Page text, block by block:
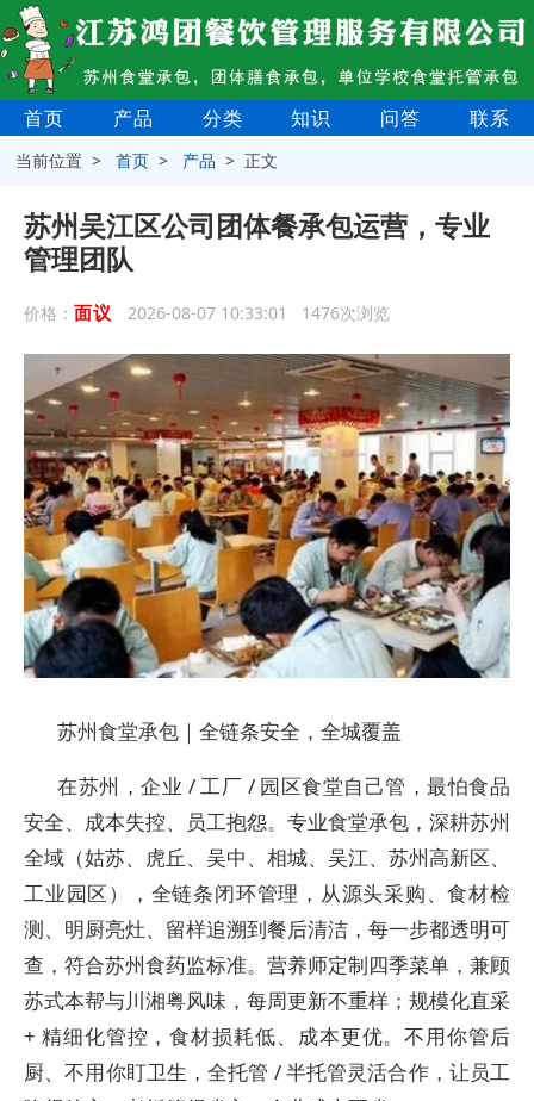
首页 产品 分类 知识 问答 联系
当前位置 >首页 > 产品 > 正文
苏州吴江区公司团体餐承包运营，专业
管理团队
价格： 面议 2026-08-07 10:33:01 1476次浏览
苏州食堂承包｜全链条安全，全城覆盖
在苏州，企业 / 工厂 / 园区食堂自己管，最怕食品
安全、成本失控、员工抱怨。专业食堂承包，深耕苏州
全域（姑苏、虎丘、吴中、相城、吴江、苏州高新区、
工业园区），全链条闭环管理，从源头采购、食材检
测、明厨亮灶、留样追溯到餐后清洁，每一步都透明可
查，符合苏州食药监标准。营养师定制四季菜单，兼顾
苏式本帮与川湘粤风味，每周更新不重样；规模化直采
+ 精细化管控，食材损耗低、成本更优。不用你管后
厨、不用你盯卫生，全托管 / 半托管灵活合作，让员工